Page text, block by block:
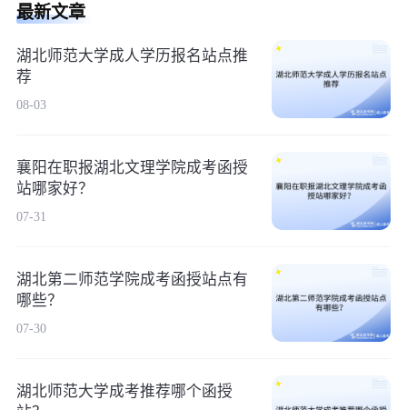
最新文章
湖北师范大学成人学历报名站点推
荐
08-03
襄阳在职报湖北文理学院成考函授
站哪家好？
07-31
湖北第二师范学院成考函授站点有
哪些？
07-30
湖北师范大学成考推荐哪个函授